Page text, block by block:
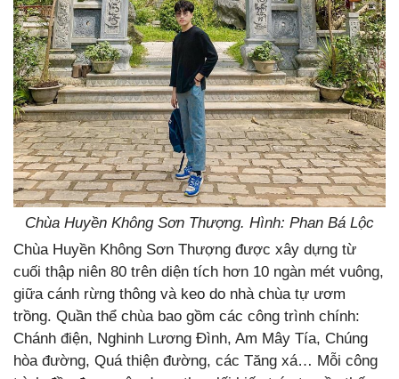
Chùa Huyền Không Sơn Thượng. Hình: Phan Bá Lộc
Chùa Huyền Không Sơn Thượng được xây dựng từ
cuối thập niên 80 trên diện tích hơn 10 ngàn mét vuông,
giữa cánh rừng thông và keo do nhà chùa tự ươm
trồng. Quần thể chùa bao gồm các công trình chính:
Chánh điện, Nghinh Lương Đình, Am Mây Tía, Chúng
hòa đường, Quá thiện đường, các Tăng xá… Mỗi công